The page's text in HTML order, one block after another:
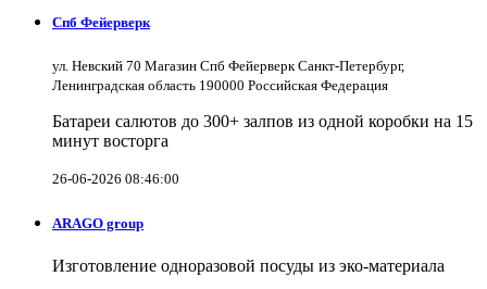
Спб Фейерверк
ул. Невский 70 Магазин Спб Фейерверк Санкт-Петербург,
Ленинградская область 190000 Российская Федерация
Батареи салютов до 300+ залпов из одной коробки на 15
минут восторга
26-06-2026 08:46:00
ARAGO group
Изготовление одноразовой посуды из эко-материала